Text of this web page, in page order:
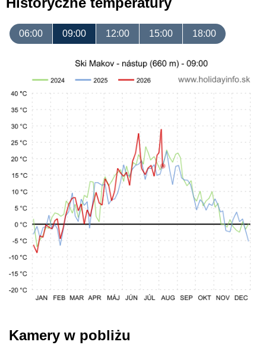
06:00 09:00 12:00 15:00 18:00
Kamery w pobliżu